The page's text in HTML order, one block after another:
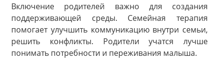
Включение родителей важно для создания
поддерживающей среды. Семейная терапия
помогает улучшить коммуникацию внутри семьи,
решить конфликты. Родители учатся лучше
понимать потребности и переживания малыша.